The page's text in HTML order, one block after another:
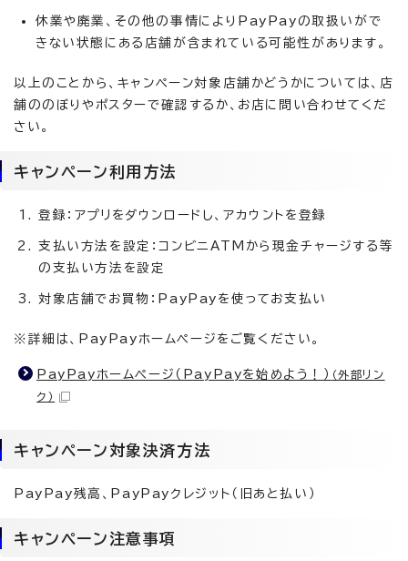
休業や廃業、その他の事情によりPayPayの取扱いがで
きない状態にある店舗が含まれている可能性があります。
以上のことから、キャンペーン対象店舗かどうかについては、店
舗ののぼりやポスターで確認するか、お店に問い合わせてくだ
さい。
キャンペーン利用方法
登録：アプリをダウンロードし、アカウントを登録
支払い方法を設定：コンビニATMから現金チャージする等
の支払い方法を設定
対象店舗でお買物：PayPayを使ってお支払い
※詳細は、PayPayホームページをご覧ください。
PayPayホームページ（PayPayを始めよう！） （外部リン
ク）
キャンペーン対象決済方法
PayPay残高、PayPayクレジット（旧あと払い）
キャンペーン注意事項